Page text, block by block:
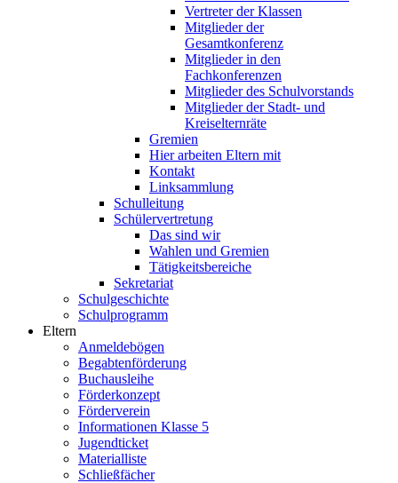
Vertreter der Klassen
Mitglieder der
Gesamtkonferenz
Mitglieder in den
Fachkonferenzen
Mitglieder des Schulvorstands
Mitglieder der Stadt- und
Kreiselternräte
Gremien
Hier arbeiten Eltern mit
Kontakt
Linksammlung
Schulleitung
Schülervertretung
Das sind wir
Wahlen und Gremien
Tätigkeitsbereiche
Sekretariat
Schulgeschichte
Schulprogramm
Eltern
Anmeldebögen
Begabtenförderung
Buchausleihe
Förderkonzept
Förderverein
Informationen Klasse 5
Jugendticket
Materialliste
Schließfächer